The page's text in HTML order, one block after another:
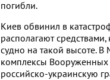
погибли.
Киев обвинил в
располагают
судно на такой высоте. В
комплексы Вооруженных
российско-украинскую